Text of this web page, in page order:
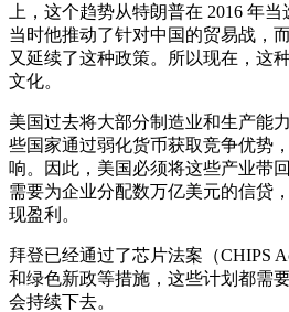
上，这个趋势从特朗普在 2016 年
当时他推动了针对中国的贸易战，
又延续了这种政策。所以现在，这
文化。
美国过去将大部分制造业和生产能
些国家通过弱化货币获取竞争优势
响。因此，美国必须将这些产业带
需要为企业分配数万亿美元的信贷
现盈利。
拜登已经通过了芯片法案（CHIPS
和绿色新政等措施，这些计划都需
会持续下去。